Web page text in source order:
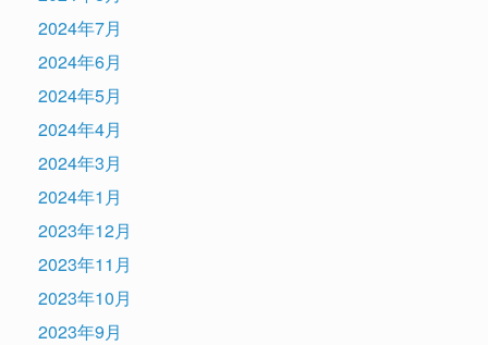
2024年7月
2024年6月
2024年5月
2024年4月
2024年3月
2024年1月
2023年12月
2023年11月
2023年10月
2023年9月